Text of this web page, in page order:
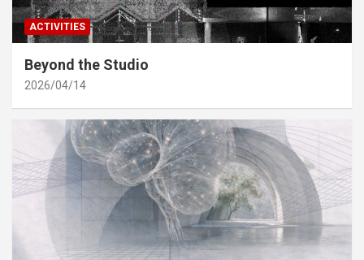
ACTIVITIES
Beyond the Studio
2026/04/14